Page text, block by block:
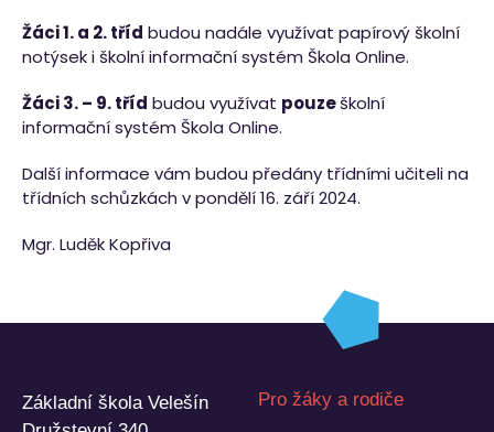
Žáci 1. a 2. tříd budou nadále využívat papírový školní
notýsek i školní informační systém Škola Online.
Žáci 3. – 9. tříd budou využívat pouzeškolní
informační systém Škola Online.
Další informace vám budou předány třídními učiteli na
třídních schůzkách v pondělí 16. září 2024.
Mgr. Luděk Kopřiva
Základní škola Velešín
Pro žáky a rodiče